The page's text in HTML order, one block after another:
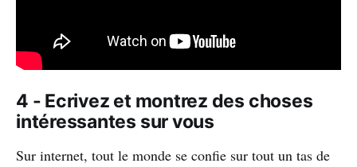
4 - Ecrivez et montrez des choses
intéressantes sur vous
Sur internet, tout le monde se confie sur tout un tas de